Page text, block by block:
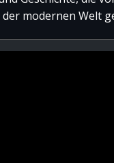
modernen Welt